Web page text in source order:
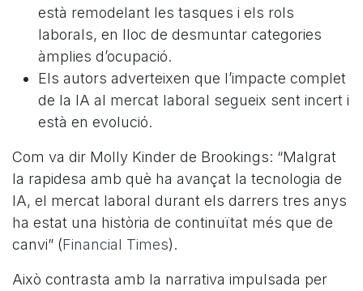
està remodelant les tasques i els rols
laborals, en lloc de desmuntar categories
àmplies d’ocupació.
Els autors adverteixen que l’impacte complet
de la IA al mercat laboral segueix sent incert i
està en evolució.​
Com va dir Molly Kinder de Brookings: “Malgrat
la rapidesa amb què ha avançat la tecnologia de
IA, el mercat laboral durant els darrers tres anys
ha estat una història de continuïtat més que de
canvi” (Financial Times).
Això contrasta amb la narrativa impulsada per